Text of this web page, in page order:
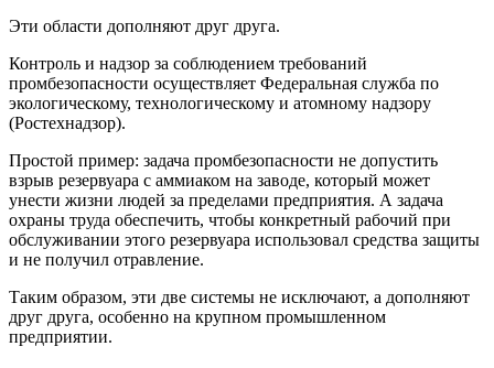
Эти области дополняют друг друга.
Контроль и надзор за соблюдением требований
промбезопасности осуществляет Федеральная служба по
экологическому, технологическому и атомному надзору
(Ростехнадзор).
Простой пример: задача промбезопасности не допустить
взрыв резервуара с аммиаком на заводе, который может
унести жизни людей за пределами предприятия. А задача
охраны труда обеспечить, чтобы конкретный рабочий при
обслуживании этого резервуара использовал средства защиты
и не получил отравление.
Таким образом, эти две системы не исключают, а дополняют
друг друга, особенно на крупном промышленном
предприятии.